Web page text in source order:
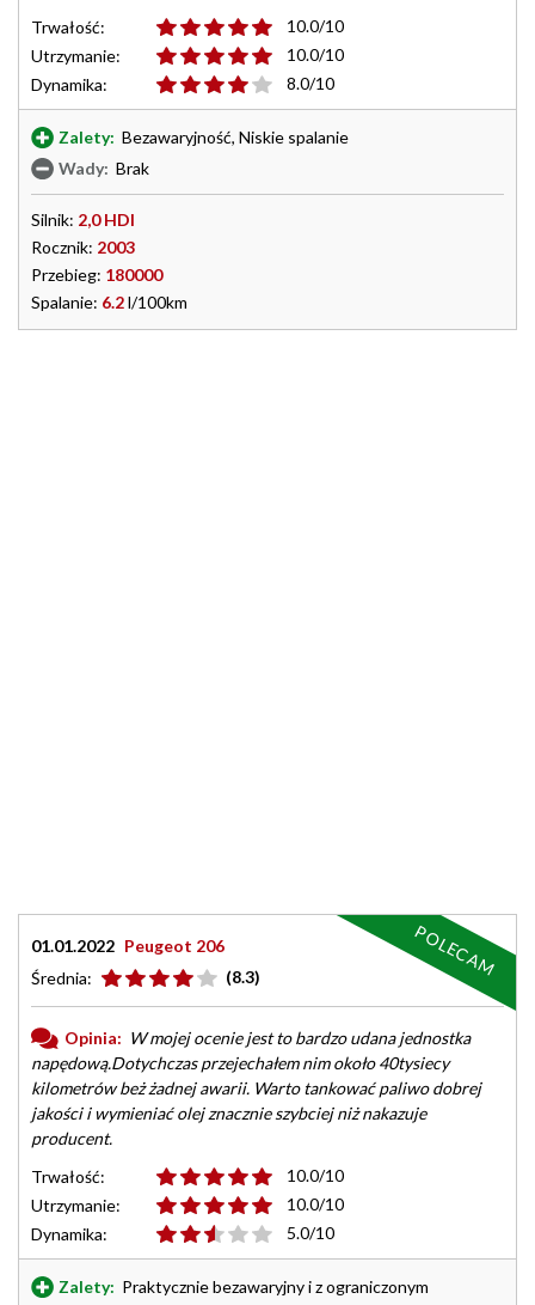
Trwałość:
10.0/10
Utrzymanie:
10.0/10
Dynamika:
8.0/10
Zalety: Bezawaryjność, Niskie spalanie
Wady: Brak
Silnik: 2,0 HDI
Rocznik: 2003
Przebieg: 180000
Spalanie: 6.2l/100km
01.01.2022 Peugeot 206
Średnia:
(8.3)
Opinia: W mojej ocenie jest to bardzo udana jednostka
napędową.Dotychczas przejechałem nim około 40tysiecy
kilometrów beż żadnej awarii. Warto tankować paliwo dobrej
jakości i wymieniać olej znacznie szybciej niż nakazuje
producent.
Trwałość:
10.0/10
Utrzymanie:
10.0/10
Dynamika:
5.0/10
Zalety: Praktycznie bezawaryjny i z ograniczonym
POLECAM